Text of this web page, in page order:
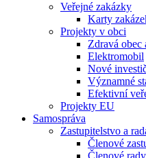
Veřejné zakázky
Karty
Projekty v obci
Zdravá obec
Elektromobil
Nové
Významné
Efektivní
Projekty EU
Samospráva
Zastupitelstvo a
Členové
Členové